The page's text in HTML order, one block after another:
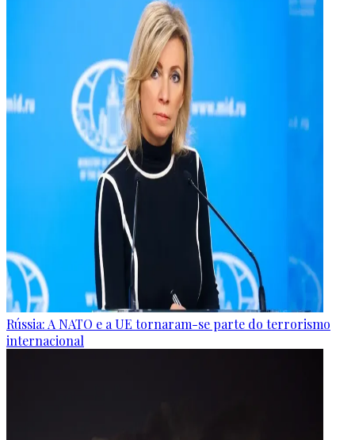
Rússia: A NATO e a UE tornaram-se parte do terrorismo
internacional